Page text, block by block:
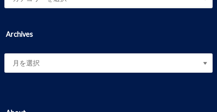
Archives